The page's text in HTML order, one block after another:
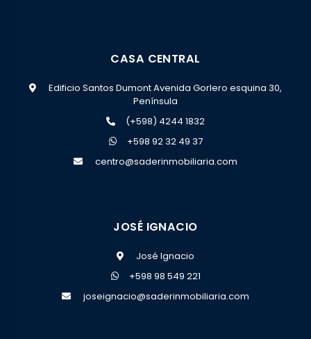
CASA CENTRAL
Edificio Santos Dumont Avenida Gorlero esquina 30,
Península
(+598) 4244 1832
+598 92 32 49 37
centro@saderinmobiliaria.com
JOSÉ IGNACIO
José Ignacio
+598 98 549 221
joseignacio@saderinmobiliaria.com